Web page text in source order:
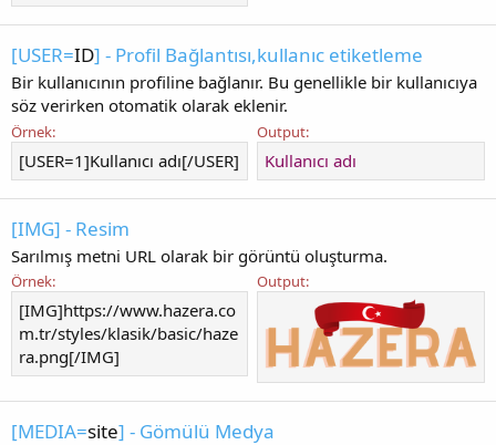
[USER=ID] - Profil Bağlantısı,kullanıc etiketleme
Bir kullanıcının profiline bağlanır. Bu genellikle bir kullanıcıya
söz verirken otomatik olarak eklenir.
Örnek:
[USER=1]Kullanıcı adı[/USER]
Output:
Kullanıcı adı
[IMG] - Resim
Sarılmış metni URL olarak bir görüntü oluşturma.
Örnek:
[IMG]https://www.hazera.co
m.tr/styles/klasik/basic/haze
ra.png[/IMG]
Output:
[MEDIA=site] - Gömülü Medya